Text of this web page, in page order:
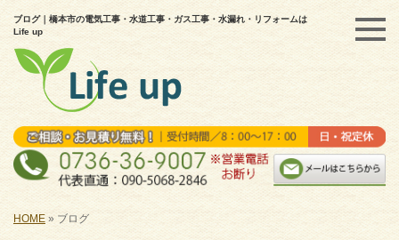
ブログ｜橋本市の電気工事・水道工事・ガス工事・水漏れ・リフォームは
Life up
HOME » ブログ